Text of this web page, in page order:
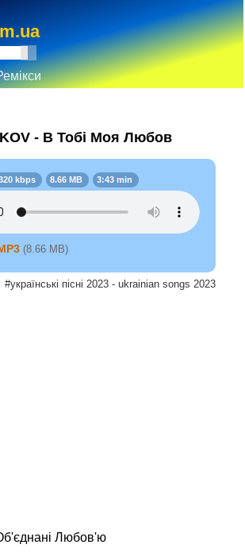
- В Тобі Моя Любов
kbps 8.66 MB 3:43 min
(8.66 MB)
#українські пісні 2023 - ukrainian songs 2023
Любов'ю